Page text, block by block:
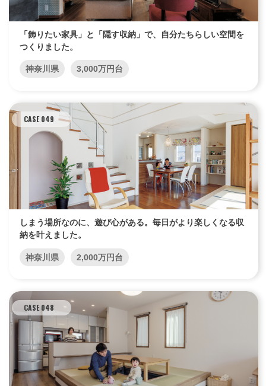
「飾りたい家具」と「隠す収納」で、自分たちらしい空間を
つくりました。
神奈川県 3,000万円台
CASE 049
しまう場所なのに、遊び心がある。毎日がより楽しくなる収
納を叶えました。
神奈川県 2,000万円台
CASE 048